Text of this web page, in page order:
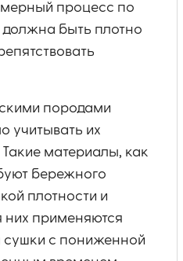
процесс по
быть плотно
породами
учитывать их
материалы, как
бережного
плотности и
применяются
с пониженной